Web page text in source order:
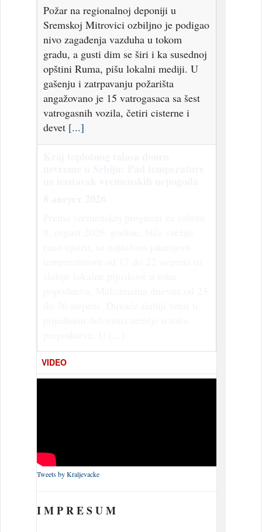
Požar na regionalnoj deponiji u
Sremskoj Mitrovici ozbiljno je podigao
nivo zagađenja vazduha u tokom
gradu, a gusti dim se širi i ka susednoj
opštini Ruma, pišu lokalni mediji. U
gašenju i zatrpavanju požarišta
angažovano je 15 vatrogasaca sa šest
vatrogasnih vozila, četiri cisterne i
devet [...]
VIDEO
Tweets by Kraljevacke
I M P R E S U M